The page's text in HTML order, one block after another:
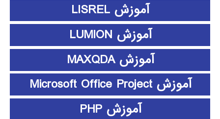
آموزش LISREL
آموزش LUMION
آموزش MAXQDA
آموزش Microsoft Office Project
آموزش PHP